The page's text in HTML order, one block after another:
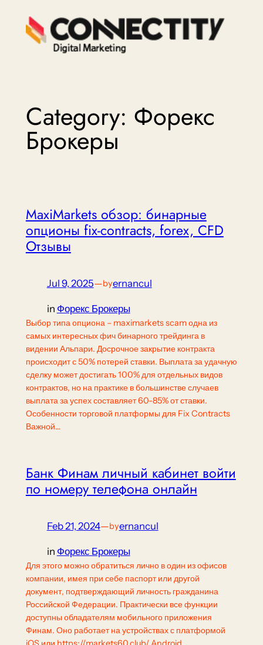
content
Category: Форекс
Брокеры
MaxiMarkets обзор: бинарные
опционы fix-contracts, forex, CFD
Отзывы
Jul 9, 2025—byernancul
in Форекс Брокеры
Выбор типа опциона – maximarkets scam одна из
самых интересных фич бинарного трейдинга в
видении Альпари. Досрочное закрытие контракта
происходит с 50% потерей ставки. Выплата за удачную
сделку может достигать 100% для отдельных видов
контрактов, но на практике в большинстве случаев
выплата за успех составляет 60-85% от ставки.
Особенности торговой платформы для Fix Contracts
Важной…
Банк Финам личный кабинет войти
по номеру телефона онлайн
Feb 21, 2024—byernancul
in Форекс Брокеры
Для этого можно обратиться лично в один из офисов
компании, имея при себе паспорт или другой
документ, подтверждающий личность гражданина
Российской Федерации. Практически все функции
доступны обладателям мобильного приложения
Финам. Оно работает на устройствах с платформой